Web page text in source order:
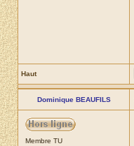
Haut
Dominique BEAUFILS
Membre TU